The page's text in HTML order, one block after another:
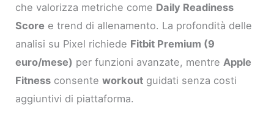
che valorizza metriche come Daily Readiness
Score e trend di allenamento. La profondità delle
analisi su Pixel richiede Fitbit Premium (9
euro/mese) per funzioni avanzate, mentre Apple
Fitness consenteworkout guidati senza costi
aggiuntivi di piattaforma.